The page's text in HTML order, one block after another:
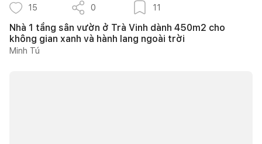
15 0 11
Nhà 1 tầng sân vườn ở Trà Vinh dành 450m2 cho
không gian xanh và hành lang ngoài trời
Minh Tú